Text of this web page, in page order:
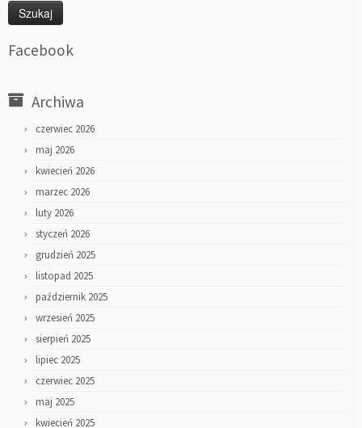
Facebook
Archiwa
czerwiec 2026
maj 2026
kwiecień 2026
marzec 2026
luty 2026
styczeń 2026
grudzień 2025
listopad 2025
październik 2025
wrzesień 2025
sierpień 2025
lipiec 2025
czerwiec 2025
maj 2025
kwiecień 2025